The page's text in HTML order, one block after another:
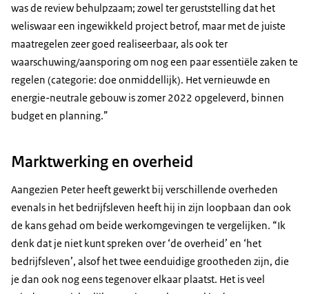
was de review behulpzaam; zowel ter geruststelling dat het
weliswaar een ingewikkeld project betrof, maar met de juiste
maatregelen zeer goed realiseerbaar, als ook ter
waarschuwing/aansporing om nog een paar essentiële zaken te
regelen (categorie: doe onmiddellijk). Het vernieuwde en
energie-neutrale gebouw is zomer 2022 opgeleverd, binnen
budget en planning.”
Marktwerking en overheid
Aangezien Peter heeft gewerkt bij verschillende overheden
evenals in het bedrijfsleven heeft hij in zijn loopbaan dan ook
de kans gehad om beide werkomgevingen te vergelijken. “Ik
denk dat je niet kunt spreken over ‘de overheid’ en ‘het
bedrijfsleven’, alsof het twee eenduidige grootheden zijn, die
je dan ook nog eens tegenover elkaar plaatst. Het is veel